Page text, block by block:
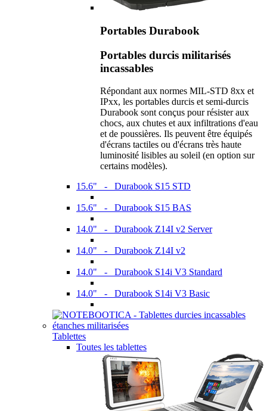
Portables Durabook
Portables durcis militarisés
incassables
Répondant aux normes MIL-STD 8xx et
IPxx, les portables durcis et semi-durcis
Durabook sont conçus pour résister aux
chocs, aux chutes et aux infiltrations d'eau
et de poussières. Ils peuvent être équipés
d'écrans tactiles ou d'écrans très haute
luminosité lisibles au soleil (en option sur
certains modèles).
15.6" - Durabook S15 STD
15.6" - Durabook S15 BAS
14.0" - Durabook Z14I v2 Server
14.0" - Durabook Z14I v2
14.0" - Durabook S14i V3 Standard
14.0" - Durabook S14i V3 Basic
Tablettes
Toutes les tablettes